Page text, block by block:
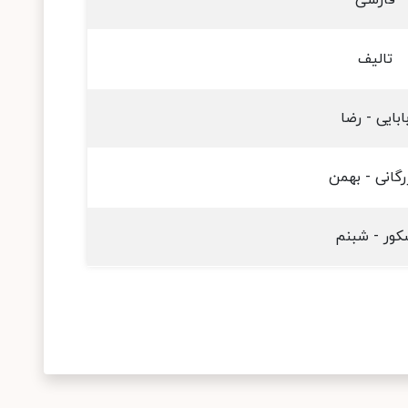
تالیف
بابایی - رضا
- بهمن
- شبنم